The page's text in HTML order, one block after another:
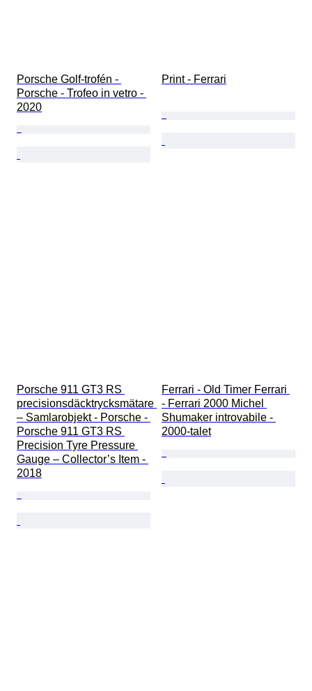
Porsche Golf-trofén -
Porsche - Trofeo in vetro -
2020
Print - Ferrari
Porsche 911 GT3 RS
precisionsdäcktrycksmätare
– Samlarobjekt - Porsche -
Porsche 911 GT3 RS
Precision Tyre Pressure
Gauge – Collector’s Item -
2018
Ferrari - Old Timer Ferrari
- Ferrari 2000 Michel
Shumaker introvabile -
2000-talet